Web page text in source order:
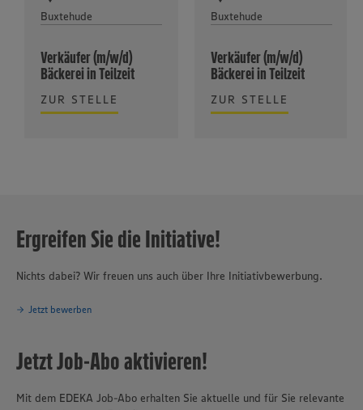
Buxtehude
Verkäufer (m/w/d)
Bäckerei in Teilzeit
ZUR STELLE
Buxtehude
Verkäufer (m/w/d)
Bäckerei in Teilzeit
ZUR STELLE
Ergreifen Sie die Initiative!
Nichts dabei? Wir freuen uns auch über Ihre Initiativbewerbung.
Jetzt bewerben
Jetzt Job-Abo aktivieren!
Mit dem EDEKA Job-Abo erhalten Sie aktuelle und für Sie relevante